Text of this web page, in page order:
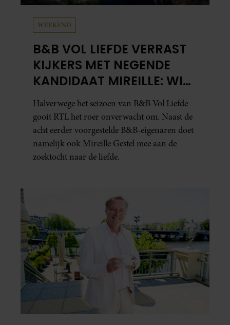
WEEKEND
B&B VOL LIEFDE VERRAST
KIJKERS MET NEGENDE
KANDIDAAT MIREILLE: WIE
IS ZIJ EIGENLIJK?
Halverwege het seizoen van B&B Vol Liefde
gooit RTL het roer onverwacht om. Naast de
acht eerder voorgestelde B&B-eigenaren doet
namelijk ook Mireille Gestel mee aan de
zoektocht naar de liefde.